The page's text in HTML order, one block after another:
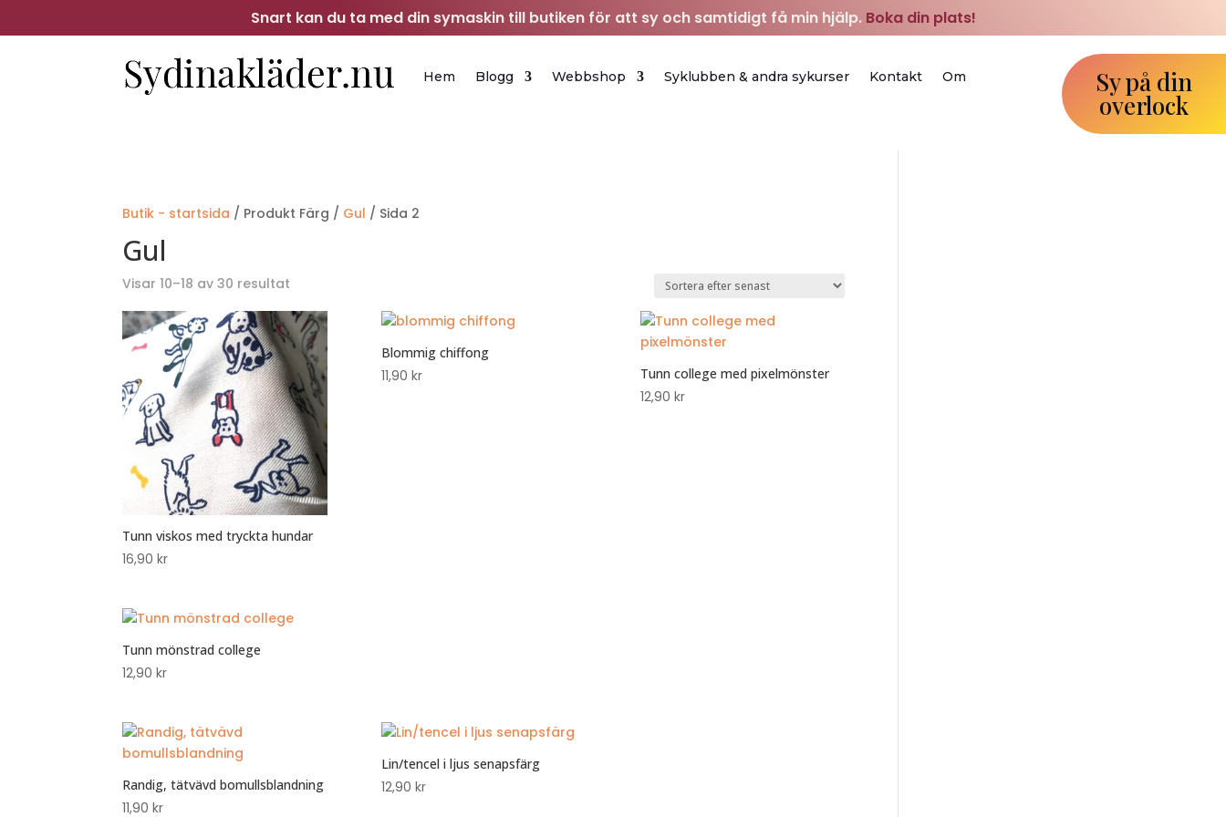
Snart kan du ta med din symaskin till butiken för att sy och samtidigt få min hjälp. Boka din plats!
Hem Blogg Webbshop Syklubben & andra sykurser Kontakt Om Sy på din
overlock
Butik - startsida / Produkt Färg / Gul / Sida 2
Gul
Visar 10–18 av 30 resultat
senaste
Tunn viskos med tryckta hundar
16,90kr
Blommig chiffong
11,90 kr Tunn college med pixelmönster
12,90 kr
Tunn mönstrad college
12,90kr
Randig, tätvävd bomullsblandning
11,90kr
Lin/tencel i ljus senapsfärg
12,90 kr